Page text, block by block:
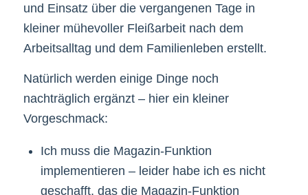
und Einsatz über die vergangenen Tage in
kleiner mühevoller Fleißarbeit nach dem
Arbeitsalltag und dem Familienleben erstellt.
Natürlich werden einige Dinge noch
nachträglich ergänzt – hier ein kleiner
Vorgeschmack:
Ich muss die Magazin-Funktion
implementieren – leider habe ich es nicht
geschafft, das die Magazin-Funktion